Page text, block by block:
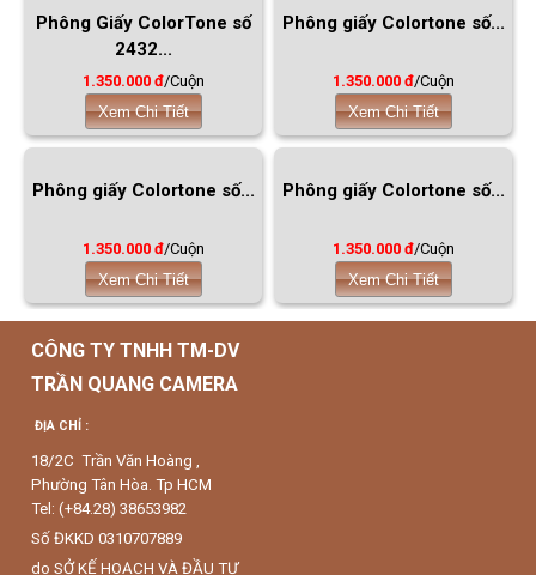
Phông Giấy ColorTone số
2432...
1.350.000 đ/Cuộn
Xem Chi Tiết
Phông giấy Colortone số...
1.350.000 đ/Cuộn
Xem Chi Tiết
Phông giấy Colortone số...
1.350.000 đ/Cuộn
Xem Chi Tiết
Phông giấy Colortone số...
1.350.000 đ/Cuộn
Xem Chi Tiết
CÔNG TY TNHH TM-DV
TRẦN QUANG CAMERA
ĐỊA CHỈ :
18/2C Trần Văn Hoàng ,
Phường Tân Hòa. Tp HCM
Tel: (+84.28) 38653982
Số ĐKKD 0310707889
do SỞ KẾ HOẠCH VÀ ĐẦU TƯ